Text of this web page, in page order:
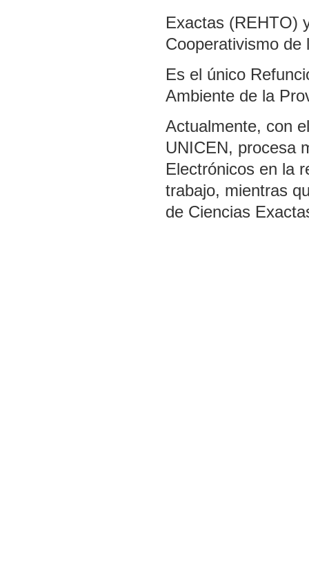
Exactas (REHTO)
Cooperativismo
Es el único
Ambiente de la
Actualmente, con
UNICEN, procesa
Electrónicos en la
trabajo, mientras
de Ciencias